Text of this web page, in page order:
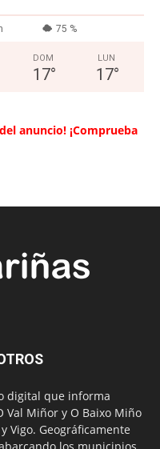
75 %
DOM
17°
LUN
17°
anuncio! ¡Comprueba
digital que informa
Val Miñor y O Baixo Miño
Vigo. Geográficamente
los municipios